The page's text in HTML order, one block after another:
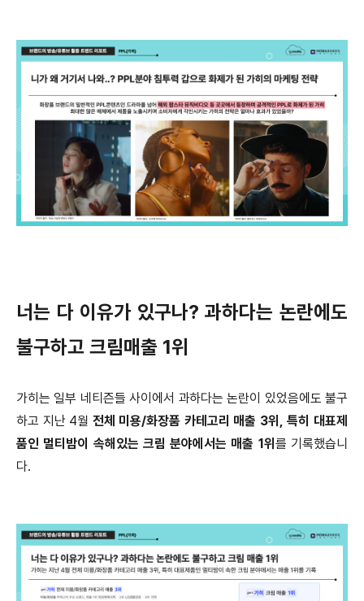
너는 다 이유가 있구나? 과하다는 논란에도
불구하고 크림매출 1위
가히는 일부 네티즌들 사이에서 과하다는 논란이 있었음에도 불구
하고 지난 4월 전체 미용/화장품 카테고리 매출 3위, 특히 대표제
품인 멀티밤이 속해있는 크림 분야에서는 매출 1위 를 기록했습니
다.